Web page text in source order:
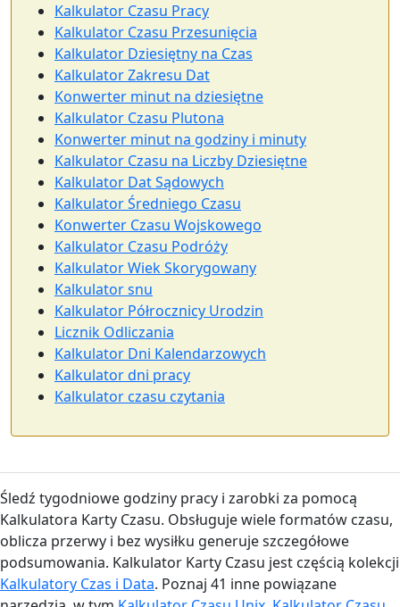
Kalkulator Czasu Pracy
Kalkulator Czasu Przesunięcia
Kalkulator Dziesiętny na Czas
Kalkulator Zakresu Dat
Konwerter minut na dziesiętne
Kalkulator Czasu Plutona
Konwerter minut na godziny i minuty
Kalkulator Czasu na Liczby Dziesiętne
Kalkulator Dat Sądowych
Kalkulator Średniego Czasu
Konwerter Czasu Wojskowego
Kalkulator Czasu Podróży
Kalkulator Wiek Skorygowany
Kalkulator snu
Kalkulator Półrocznicy Urodzin
Licznik Odliczania
Kalkulator Dni Kalendarzowych
Kalkulator dni pracy
Kalkulator czasu czytania
Śledź tygodniowe godziny pracy i zarobki za pomocą
Kalkulatora Karty Czasu. Obsługuje wiele formatów czasu,
oblicza przerwy i bez wysiłku generuje szczegółowe
podsumowania. Kalkulator Karty Czasu jest częścią kolekcji
Kalkulatory Czas i Data. Poznaj 41 inne powiązane